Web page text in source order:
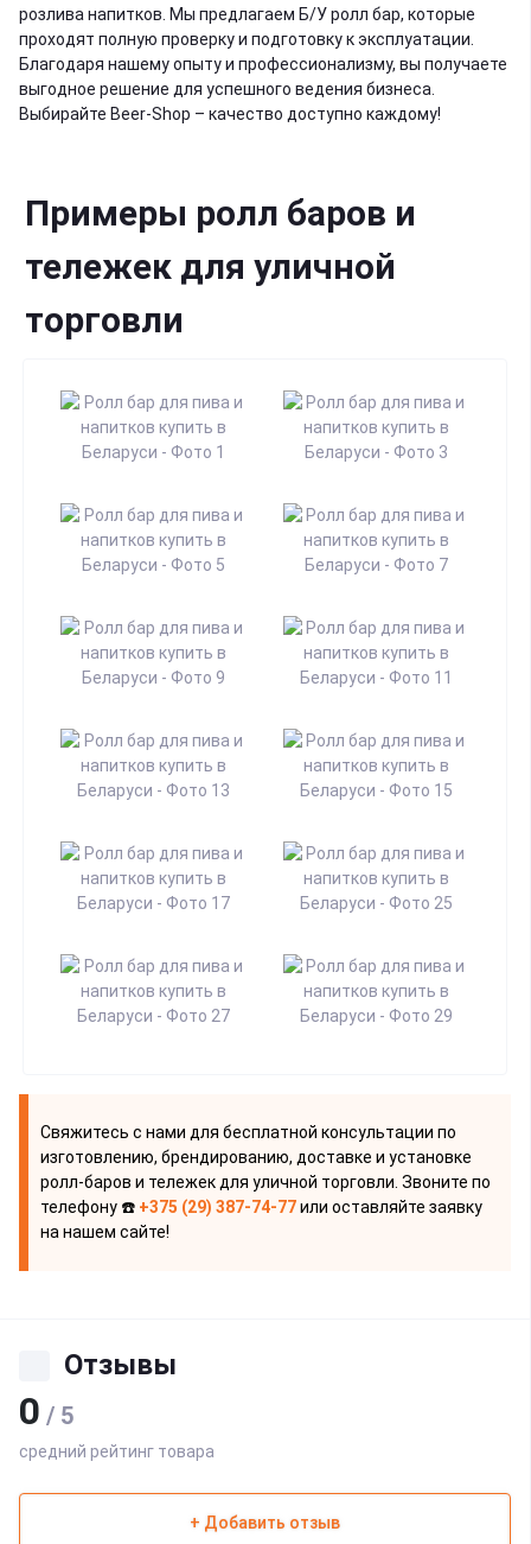
розлива напитков. Мы предлагаем Б/Уролл бар, которые
проходят полную проверку и подготовку к эксплуатации.
Благодаря нашему опыту и профессионализму, вы получаете
выгодное решение для успешного ведения бизнеса.
Выбирайте Beer-Shop – качество доступно каждому!
Примеры ролл баров и
тележек для уличной
торговли
Свяжитесь с нами для бесплатной консультации по
изготовлению, брендированию, доставке и установке
ролл-баров и тележек для уличной торговли. Звоните по
телефону ☎️ +375 (29) 387-74-77или оставляйте заявку
на нашем сайте!
Отзывы
0 / 5
средний рейтинг товара
+ Добавить отзыв